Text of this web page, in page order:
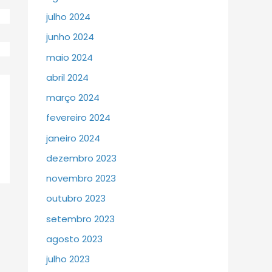
julho 2024
junho 2024
maio 2024
abril 2024
março 2024
fevereiro 2024
janeiro 2024
dezembro 2023
novembro 2023
outubro 2023
setembro 2023
agosto 2023
julho 2023